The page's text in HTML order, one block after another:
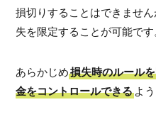
損切りすることはできませ
失を限定することが可能です
あらかじめ損失時のルール
金をコントロールできる よ